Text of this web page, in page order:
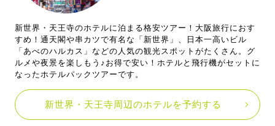
新世界・天王寺のホテルに泊まる格安ツアー！大阪旅行におす
すめ！通天閣や串カツで有名な「新世界」、日本一高いビル
「あべのハルカス」などの人気の観光スポットがたくさん。グ
ルメや夜景を楽しもう♪お得で安い！ホテルと飛行機がセットに
なったホテルパックツアーです。
新世界・天王寺周辺のホテルを予約する